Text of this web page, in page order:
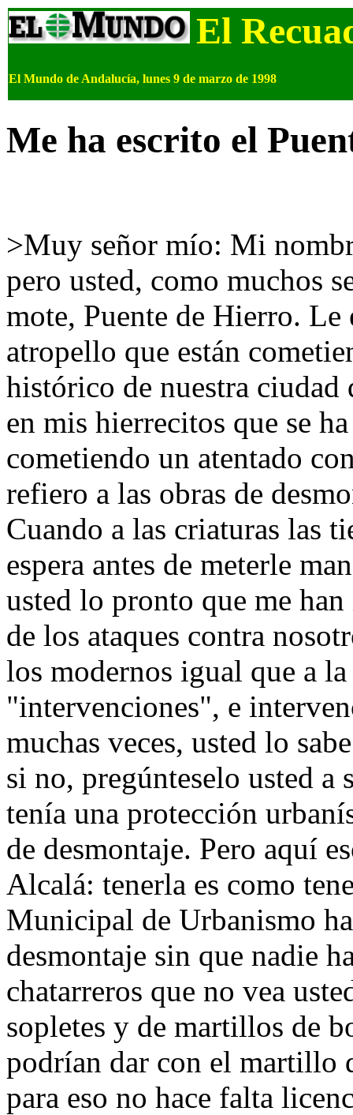
El
El Mundo de Andalucía, lunes 9 de marzo de 1998
Me ha escrito el
>Muy señor mío: Mi
pero usted, como muchos
mote, Puente de Hierro.
atropello que están
histórico de nuestra
en mis hierrecitos que se
cometiendo un atentado
refiero a las obras de
Cuando a las criaturas las
espera antes de meterle
usted lo pronto que me
de los ataques contra
los modernos igual que a
"intervenciones", e
muchas veces, usted lo
si no, pregúnteselo usted
tenía una protección
de desmontaje. Pero aquí
Alcalá: tenerla es como
Municipal de Urbanismo
desmontaje sin que nadie
chatarreros que no vea
sopletes y de martillos de
podrían dar con el martillo
para eso no hace falta